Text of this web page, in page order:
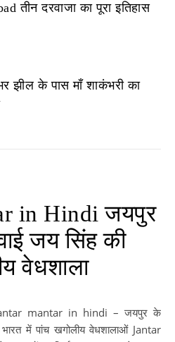
तीन दरवाजा का पूरा इतिहास
झील के पास माँ शाकंभरी का
in Hindi जयपुर
जय सिंह की
वेधशाला
भारत में पांच खगोलीय वेधशालाओं Jantar